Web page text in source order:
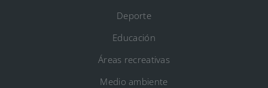
Deporte
Educación
Áreas recreativas
Medio ambiente